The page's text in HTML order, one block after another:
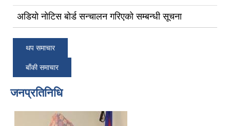
अडियो नोटिस बोर्ड सन्चालन गरिएको सम्बन्धी सूचना
थप समाचार
बाँकी समाचार
जनप्रतिनिधि